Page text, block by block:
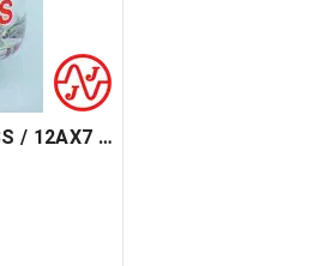
JJ Electronics ECC83S / 12AX7 / 7025